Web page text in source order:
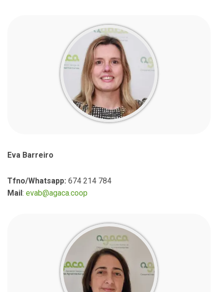
Eva Barreiro
Tfno/Whatsapp: 674 214 784
Mail: evab@agaca.coop